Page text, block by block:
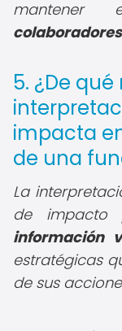
mantener
colaboradores
5. ¿De
impacta
de una
La
de impacto
información
estratégicas
de sus